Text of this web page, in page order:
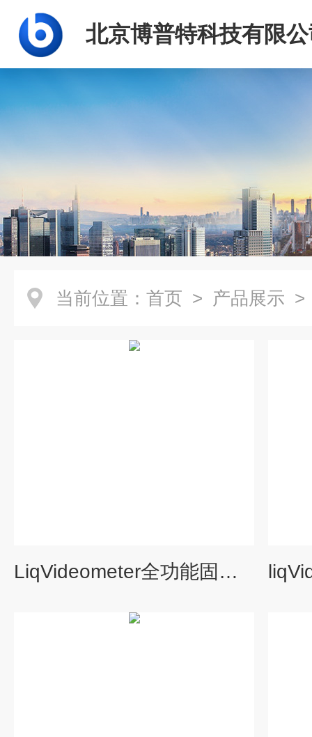
北京博普特科技有限
当前位置： 首页 > 产品展示
LiqVideometer全功能固体/液体稳定性分析仪